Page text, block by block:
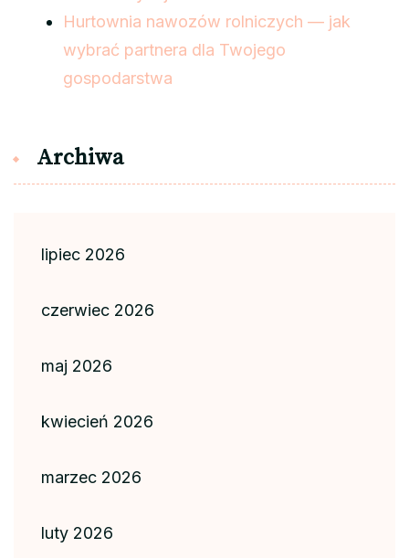
Hurtownia nawozów rolniczych — jak
wybrać partnera dla Twojego
gospodarstwa
Archiwa
lipiec 2026
czerwiec 2026
maj 2026
kwiecień 2026
marzec 2026
luty 2026